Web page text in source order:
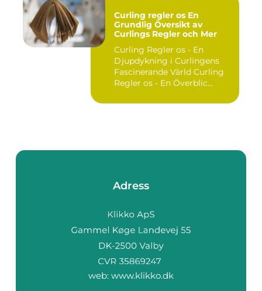
Curling regler os En
Grundlig Översikt av
Curlings Regler och Mer
Curling Regler os - En
Djupdykning i Curlingens
Fascinerande Värld Curling
Regler os - En Överblic...
Adress
web: www.klikko.dk